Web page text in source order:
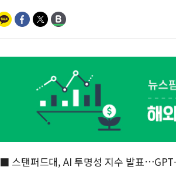
■ 스탠퍼드대, AI 투명성 지수 발표…GPT-